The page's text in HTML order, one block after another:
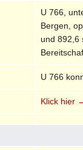
U 766,
Bergen,
und 892,6
U 766
Klick hier